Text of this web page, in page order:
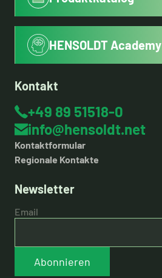
HENSOLDT Academy
Kontakt
+49 89 51518-0
info@hensoldt.net
Kontaktformular
Regionale Kontakte
Newsletter
Email
Abonnieren